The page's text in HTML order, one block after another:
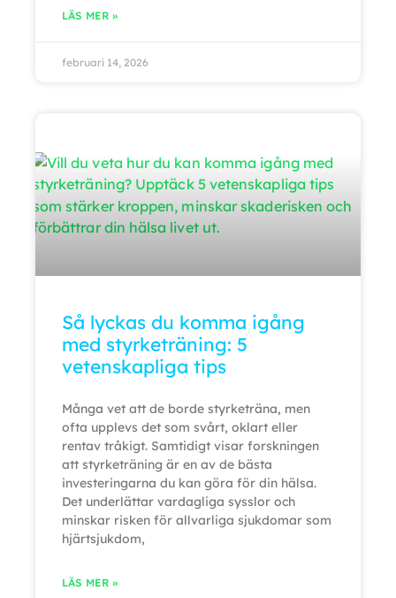
LÄS MER »
februari 14, 2026
Så lyckas du komma igång
med styrketräning: 5
vetenskapliga tips
Många vet att de borde styrketräna, men
ofta upplevs det som svårt, oklart eller
rentav tråkigt. Samtidigt visar forskningen
att styrketräning är en av de bästa
investeringarna du kan göra för din hälsa.
Det underlättar vardagliga sysslor och
minskar risken för allvarliga sjukdomar som
hjärtsjukdom,
LÄS MER »